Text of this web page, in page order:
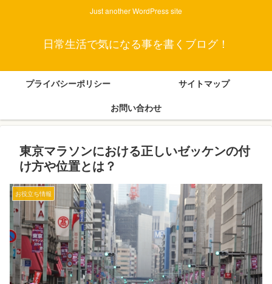
Just another WordPress site
日常生活で気になる事を書くブログ！
プライバシーポリシー
サイトマップ
お問い合わせ
東京マラソンにおける正しいゼッケンの付
け方や位置とは？
お役立ち情報